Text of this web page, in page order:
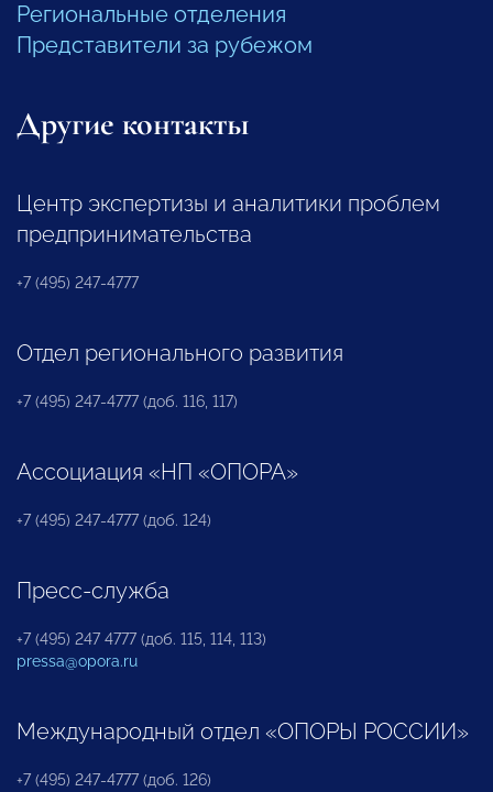
Региональные отделения
Представители за рубежом
Другие контакты
Центр экспертизы и аналитики проблем
предпринимательства
+7 (495) 247-4777
Отдел регионального развития
+7 (495) 247-4777 (доб. 116, 117)
Ассоциация «НП «ОПОРА»
+7 (495) 247-4777 (доб. 124)
Пресс-служба
+7 (495) 247 4777 (доб. 115, 114, 113)
pressa@opora.ru
Международный отдел «ОПОРЫ РОССИИ»
+7 (495) 247-4777 (доб. 126)